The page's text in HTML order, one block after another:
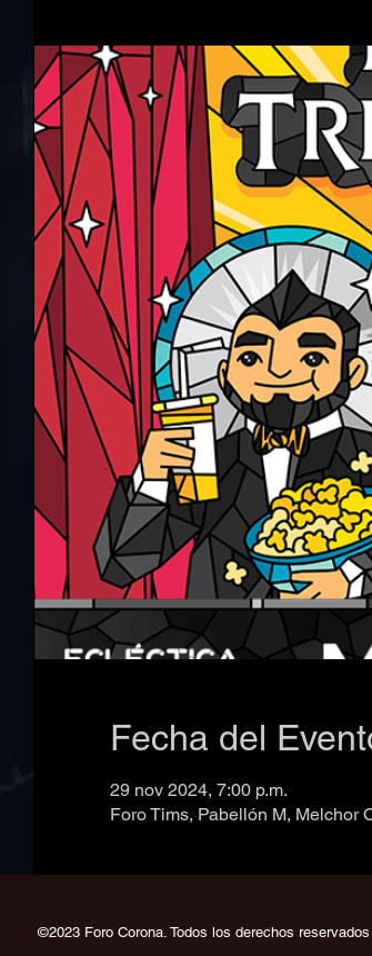
Fecha del
29 nov 2024, 7:00 p.m.
Foro Tims, Pabellón M, Melchor
©2023 Foro Corona. Todos los derechos reservados